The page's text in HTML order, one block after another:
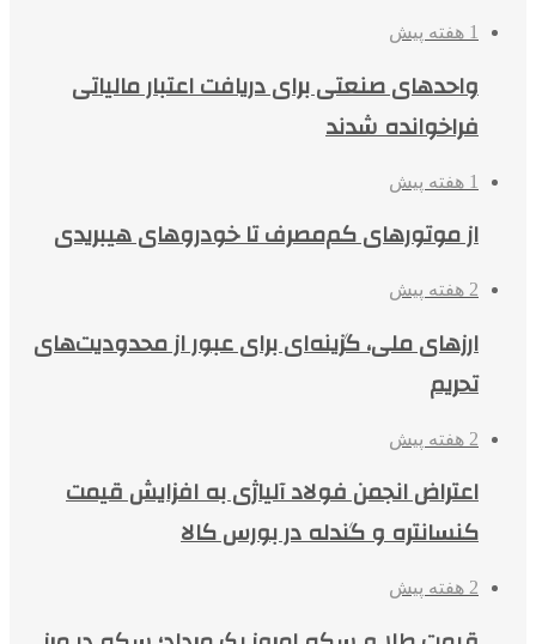
1 هفته پیش
واحدهای صنعتی برای دریافت اعتبار مالیاتی
فراخوانده شدند
1 هفته پیش
از موتورهای کم‌مصرف تا خودروهای هیبریدی
2 هفته پیش
ارزهای ملی، گزینه‌ای برای عبور از محدودیت‌های
تحریم
2 هفته پیش
اعتراض انجمن فولاد آلیاژی به افزایش قیمت
کنسانتره و گندله در بورس کالا
2 هفته پیش